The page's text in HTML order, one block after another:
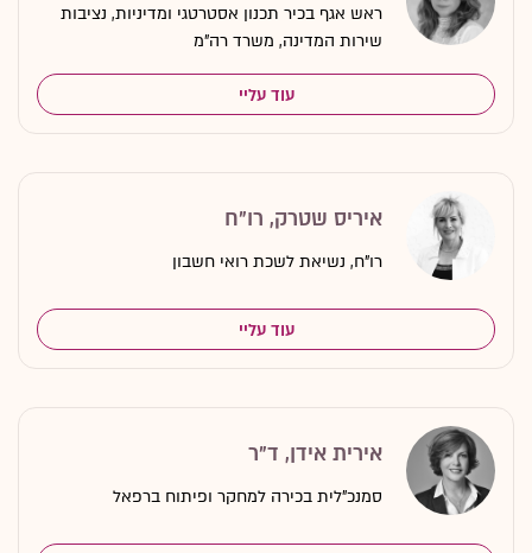
ראש אגף בכיר תכנון אסטרטגי ומדיניות, נציבות
שירות המדינה, משרד רה"מ
עוד עליי
איריס שטרק, רו"ח
רו"ח, נשיאת לשכת רואי חשבון
עוד עליי
אירית אידן, ד"ר
סמנכ"לית בכירה למחקר ופיתוח ברפאל